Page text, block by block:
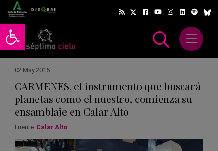
Abrir barra de herramientas
Abrir
02 May 2015.
CARMENES, el instrumento que buscará
planetas como el nuestro, comienza su
ensamblaje en Calar Alto
Fuente: Calar Alto